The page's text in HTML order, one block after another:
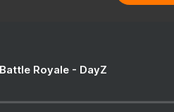
Royale - DayZ